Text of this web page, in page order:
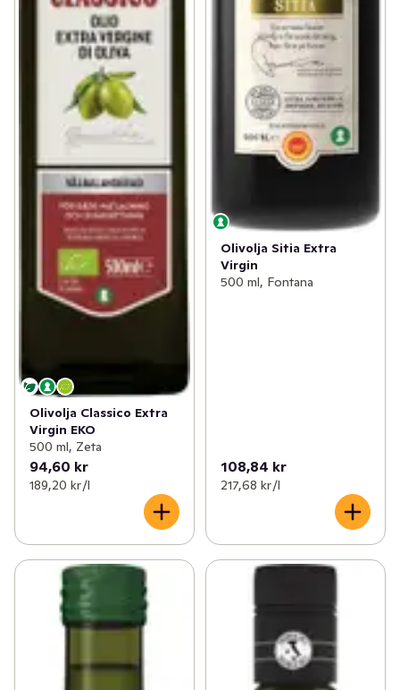
Olivolja Classico Extra
Virgin EKO
500 ml, Zeta
94,60 kr
189,20 kr /l
Olivolja Sitia Extra
Virgin
500 ml, Fontana
108,84 kr
217,68 kr /l